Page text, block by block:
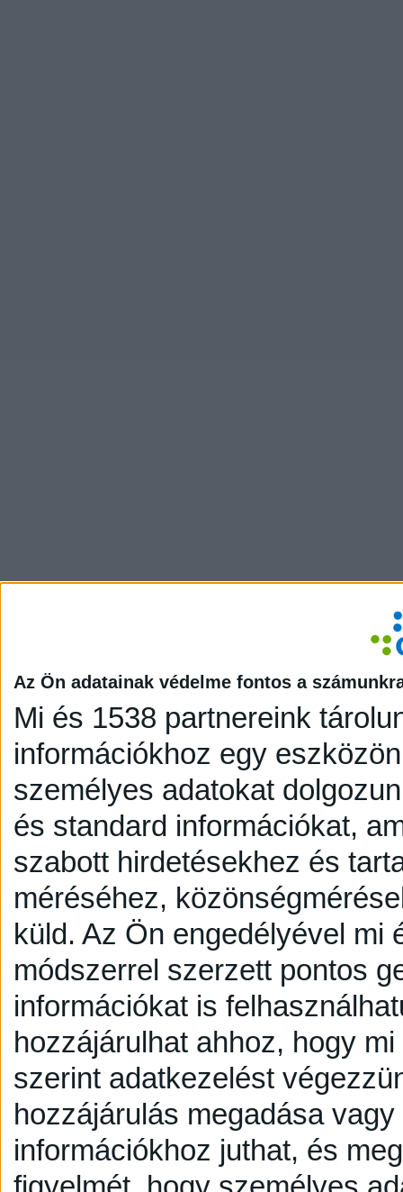
Az Ön adatainak védelme fontos a
Mi és 1538 partnereink
információkhoz egy
személyes adatokat
és standard információkat,
szabott hirdetésekhez és
méréséhez,
küld. Az Ön engedélyével mi
módszerrel szerzett pontos
információkat is
hozzájárulhat ahhoz, hogy
szerint adatkezelést
hozzájárulás megadása
információkhoz juthat, és